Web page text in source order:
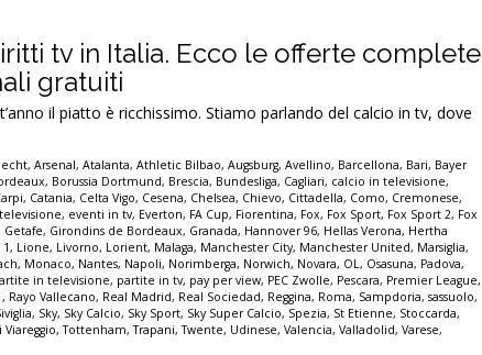
tv in Italia. Ecco le offerte complete
gratuiti
il piatto è ricchissimo. Stiamo parlando del calcio in tv, dove
,Arsenal,Atalanta,Athletic Bilbao,Augsburg,Avellino, Barcellona, Bari, Bayer
, Borussia Dortmund, Brescia, Bundesliga, Cagliari, calcio in televisione,
, Catania, Celta Vigo, Cesena, Chelsea, Chievo, Cittadella, Como, Cremonese,
, eventi in tv, Everton, FA Cup, Fiorentina, Fox, Fox Sport, Fox Sport 2, Fox
Getafe, Girondins de Bordeaux, Granada, Hannover 96, Hellas Verona, Hertha
1, Lione, Livorno, Lorient, Malaga, Manchester City, Manchester United, Marsiglia,
, Monaco, Nantes, Napoli, Norimberga, Norwich, Novara, OL, Osasuna, Padova,
in televisione, partite in tv, pay per view, PEC Zwolle, Pescara, Premier League,
, Rayo Vallecano, Real Madrid, Real Sociedad, Reggina, Roma, Sampdoria,sassuolo,
, Sky, Sky Calcio, Sky Sport, Sky Super Calcio, Spezia, St Etienne, Stoccarda,
Viareggio,Tottenham,Trapani,Twente, Udinese,Valencia,Valladolid,Varese,